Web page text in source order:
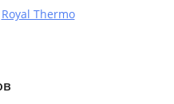
Royal Thermo